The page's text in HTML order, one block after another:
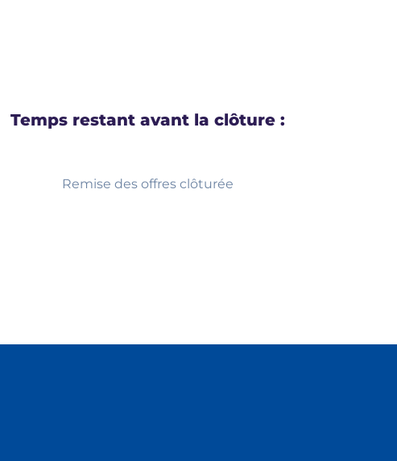
Temps restant avant la clôture :
Remise des offres clôturée